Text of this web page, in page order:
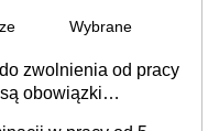
Wybrane
zwolnienia od pracy
obowiązki